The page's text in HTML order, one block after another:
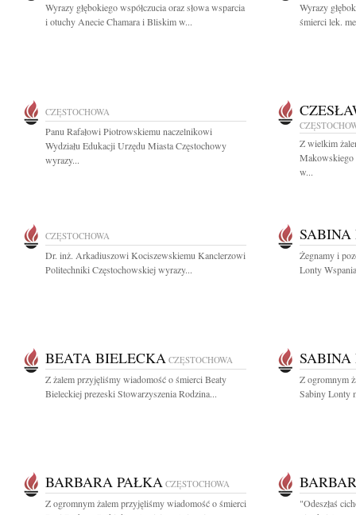
Wyrazy głębokiego współczucia oraz słowa wsparcia
i otuchy Anecie Chamara i Bliskim w...
Wyrazy
śmierci lek.
CZĘSTOCHOWA
Panu Rafałowi Piotrowskiemu naczelnikowi
Wydziału Edukacji Urzędu Miasta Częstochowy
wyrazy...
Z wielkim
Makowskiego
w...
CZĘSTOCHOWA
Dr. inż. Arkadiuszowi Kociszewskiemu Kanclerzowi
Politechniki Częstochowskiej wyrazy...
Żegnamy i
Lonty
BEATA BIELECKA CZĘSTOCHOWA
Z żalem przyjęliśmy wiadomość o śmierci Beaty
Bieleckiej prezeski Stowarzyszenia Rodzina...
Z ogromnym
Sabiny Lonty
BARBARA PAŁKA CZĘSTOCHOWA
Z ogromnym żalem przyjęliśmy wiadomość o śmierci
"Odeszłaś